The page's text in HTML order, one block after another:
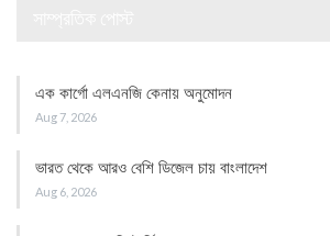
এক কার্গো এলএনজি কেনায় অনুমোদন
Aug 7, 2026
ভারত থেকে আরও বেশি ডিজেল চায় বাংলাদেশ
Aug 6, 2026